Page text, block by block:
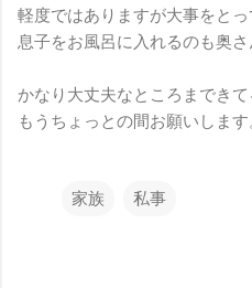
軽度ではありますが大事をとっ
息子をお風呂に入れるのも奥さ
かなり大丈夫なところまでき
もうちょっとの間お願いします
家族 私事